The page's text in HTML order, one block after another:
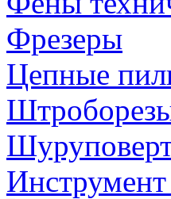
Фрезеры
Цепные